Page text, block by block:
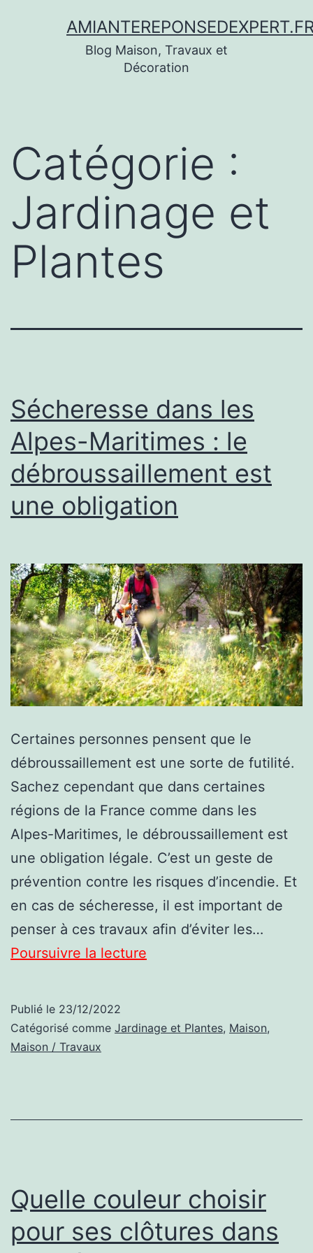
Blog Maison, Travaux et
Décoration
Catégorie :
Jardinage et
Plantes
Sécheresse dans les
Alpes-Maritimes : le
débroussaillement est
une obligation
Certaines personnes pensent que le
débroussaillement est une sorte de futilité.
Sachez cependant que dans certaines
régions de la France comme dans les
Alpes-Maritimes, le débroussaillement est
une obligation légale. C’est un geste de
prévention contre les risques d’incendie. Et
en cas de sécheresse, il est important de
penser à ces travaux afin d’éviter les…
Poursuivre la lecture
Alpes-
est
Publié le 23/12/2022
Catégorisé comme Jardinage et Plantes, Maison,
Maison / Travaux
Quelle couleur choisir
pour ses clôtures dans